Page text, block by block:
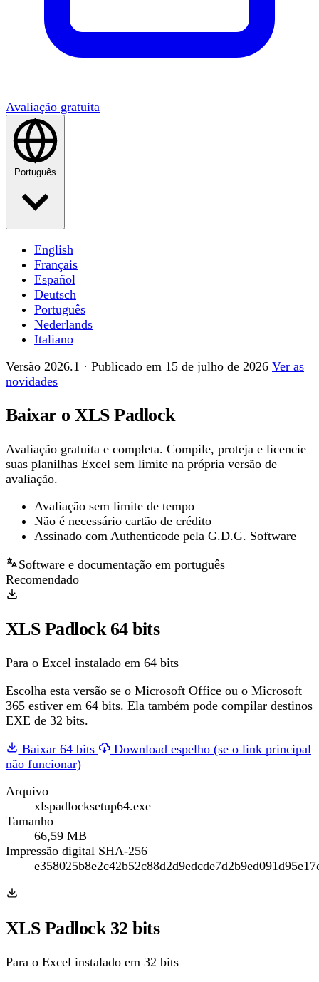
Avaliação gratuita
Português
English
Français
Español
Deutsch
Português
Nederlands
Italiano
Versão 2026.1 · Publicado em 15 de julho de 2026 Ver as
novidades
Baixar o XLS Padlock
Avaliação gratuita e completa. Compile, proteja e licencie
suas planilhas Excel sem limite na própria versão de
avaliação.
Avaliação sem limite de tempo
Não é necessário cartão de crédito
Assinado com Authenticode pela G.D.G. Software
Software e documentação em português
Recomendado
XLS Padlock 64 bits
Para o Excel instalado em 64 bits
Escolha esta versão se o Microsoft Office ou o Microsoft
365 estiver em 64 bits. Ela também pode compilar destinos
EXE de 32 bits.
Baixar 64 bits
Download espelho (se o link principal
não funcionar)
Arquivo
xlspadlocksetup64.exe
Tamanho
66,59 MB
Impressão digital SHA-256
XLS Padlock 32 bits
Para o Excel instalado em 32 bits